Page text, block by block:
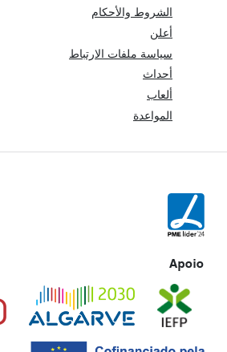
الشروط والأحكام
أعلن
سياسة ملفات الارتباط
أحداث
ألعاب
المواعدة
Apoio